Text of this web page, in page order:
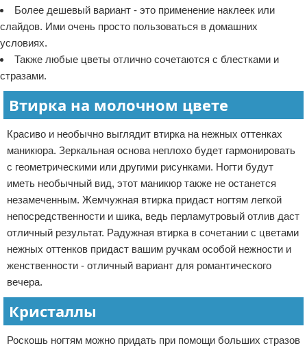
Более дешевый вариант - это применение наклеек или
слайдов. Ими очень просто пользоваться в домашних
условиях.
Также любые цветы отлично сочетаются с блестками и
стразами.
Втирка на молочном цвете
Красиво и необычно выглядит втирка на нежных оттенках
маникюра. Зеркальная основа неплохо будет гармонировать
с геометрическими или другими рисунками. Ногти будут
иметь необычный вид, этот маникюр также не останется
незамеченным. Жемчужная втирка придаст ногтям легкой
непосредственности и шика, ведь перламутровый отлив даст
отличный результат. Радужная втирка в сочетании с цветами
нежных оттенков придаст вашим ручкам особой нежности и
женственности - отличный вариант для романтического
вечера.
Кристаллы
Роскошь ногтям можно придать при помощи больших стразов